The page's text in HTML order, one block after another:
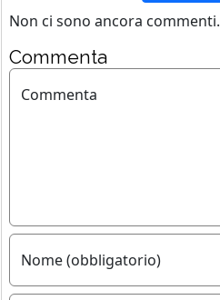
Non ci sono ancora commenti.
Commenta
Commenta
Nome (obbligatorio)